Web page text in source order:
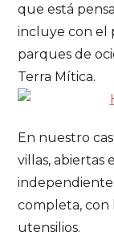
que está
incluye con el
parques de
Terra Mítica.
En nuestro
villas, abiertas
completa, con
utensilios.